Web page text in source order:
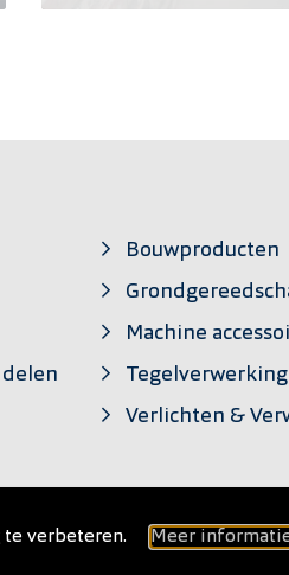
verbeteren. Meer
Bouwproducten
Machine
Tegelverwerking
Verlichten &